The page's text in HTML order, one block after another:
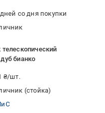
со дня покупки
бианко
₴/шт.
(стойка)